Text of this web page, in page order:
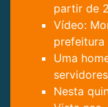
partir de
Vídeo:
prefeitura
Uma
Nesta